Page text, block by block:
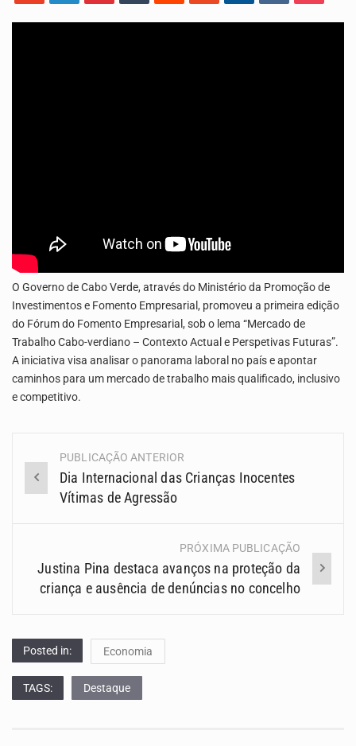
O Governo de Cabo Verde, através do Ministério da Promoção de
Investimentos e Fomento Empresarial, promoveu a primeira edição
do Fórum do Fomento Empresarial, sob o lema “Mercado de
Trabalho Cabo-verdiano – Contexto Actual e Perspetivas Futuras”.
A iniciativa visa analisar o panorama laboral no país e apontar
caminhos para um mercado de trabalho mais qualificado, inclusivo
e competitivo.
Navegação
(Posts)
PUBLICAÇÃO ANTERIOR
Dia Internacional das Crianças Inocentes
Vítimas de Agressão
PRÓXIMA PUBLICAÇÃO
Justina Pina destaca avanços na proteção da
criança e ausência de denúncias no concelho
Posted in: Economia
TAGS: Destaque